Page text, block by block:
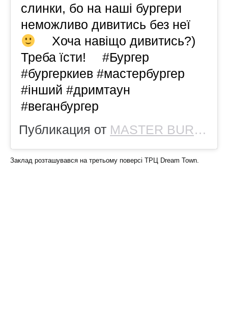
слинки, бо на наші бургери
неможливо дивитись без неї
⠀ Хоча навіщо дивитись?)
Треба їсти! ⠀ #Бургер
#бургеркиев #мастербургер
#інший #дримтаун
#веганбургер
Публикация от MASTER BURGER UA
Заклад розташувався на третьому поверсі ТРЦ Dream Town.